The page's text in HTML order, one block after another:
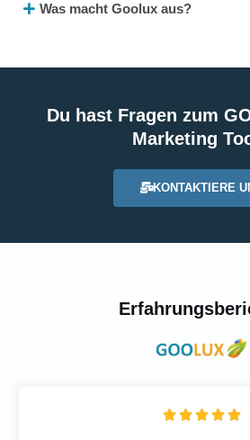
Was macht Goolux aus?
Du hast Fragen zum
Marketing
KONTAKTIERE
    B